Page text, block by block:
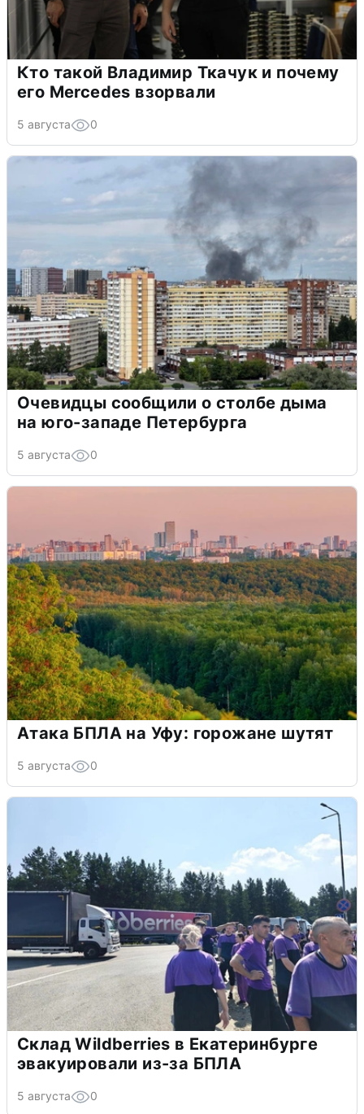
Кто такой Владимир Ткачук и почему
его Mercedes взорвали
5 августа 0
Очевидцы сообщили о столбе дыма
на юго-западе Петербурга
5 августа 0
Атака БПЛА на Уфу: горожане шутят
5 августа 0
Склад Wildberries в Екатеринбурге
эвакуировали из-за БПЛА
5 августа 0